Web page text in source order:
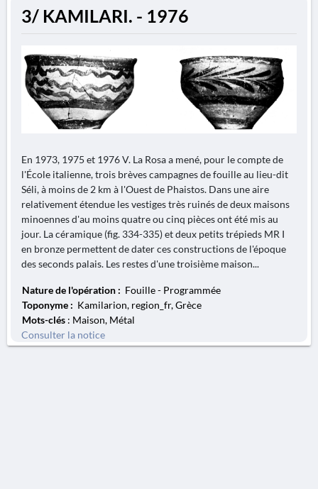
3/ KAMILARI. - 1976
En 1973, 1975 et 1976 V. La Rosa a mené, pour le compte de
l'École italienne, trois brèves campagnes de fouille au lieu-dit
Séli, à moins de 2 km à l'Ouest de Phaistos. Dans une aire
relativement étendue les vestiges très ruinés de deux maisons
minoennes d'au moins quatre ou cinq pièces ont été mis au
jour. La céramique (fig. 334-335) et deux petits trépieds MR I
en bronze permettent de dater ces constructions de l'époque
des seconds palais. Les restes d'une troisième maison...
Nature de l'opération : Fouille - Programmée
Toponyme : Kamilarion, region_fr, Grèce
Mots-clés : Maison, Métal
Consulter la notice